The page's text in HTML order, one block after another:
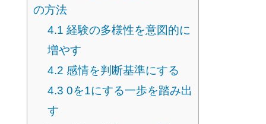
の方法
4.1 経験の多様性を意図的に
増やす
4.2 感情を判断基準にする
4.3 0を1にする一歩を踏み出
す